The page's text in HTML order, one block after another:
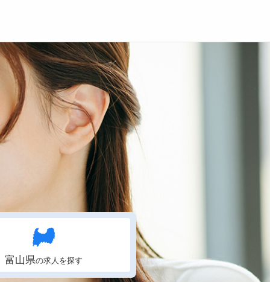
ログイン
ブズゴーについて
概要
い合わせ
富山県の求人を探す